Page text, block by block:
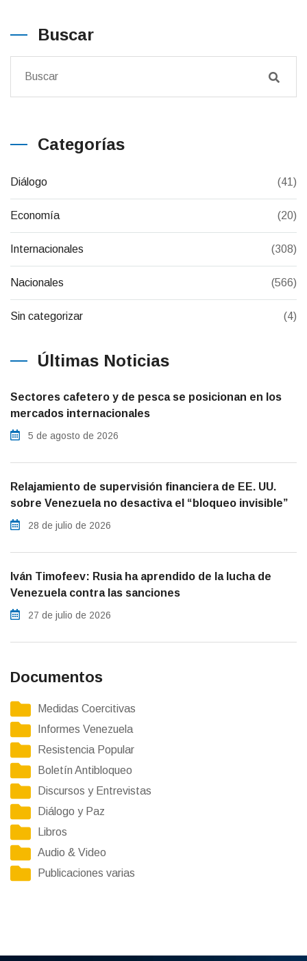
Buscar
Categorías
Diálogo (41)
Economía (20)
Internacionales (308)
Nacionales (566)
Sin categorizar (4)
Últimas Noticias
Sectores cafetero y de pesca se posicionan en los
mercados internacionales
5 de agosto de 2026
Relajamiento de supervisión financiera de EE. UU.
sobre Venezuela no desactiva el “bloqueo invisible”
28 de julio de 2026
Iván Timofeev: Rusia ha aprendido de la lucha de
Venezuela contra las sanciones
27 de julio de 2026
Documentos
Medidas Coercitivas
Informes Venezuela
Resistencia Popular
Boletín Antibloqueo
Discursos y Entrevistas
Diálogo y Paz
Libros
Audio & Video
Publicaciones varias